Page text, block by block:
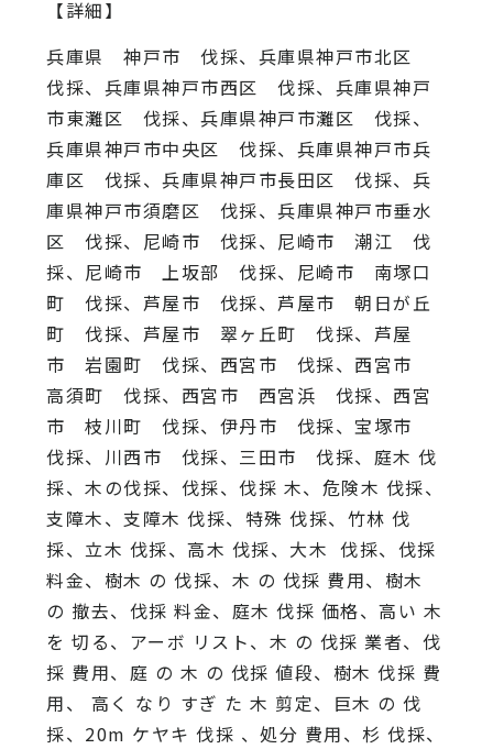
【詳細】
兵庫県 神戸市 伐採、兵庫県神戸市北区
伐採、兵庫県神戸市西区 伐採、兵庫県神戸
市東灘区 伐採、兵庫県神戸市灘区 伐採、
兵庫県神戸市中央区 伐採、兵庫県神戸市兵
庫区 伐採、兵庫県神戸市長田区 伐採、兵
庫県神戸市須磨区 伐採、兵庫県神戸市垂水
区 伐採、尼崎市 伐採、尼崎市 潮江 伐
採、尼崎市 上坂部 伐採、尼崎市 南塚口
町 伐採、芦屋市 伐採、芦屋市 朝日が丘
町 伐採、芦屋市 翠ヶ丘町 伐採、芦屋
市 岩園町 伐採、西宮市 伐採、西宮市
高須町 伐採、西宮市 西宮浜 伐採、西宮
市 枝川町 伐採、伊丹市 伐採、宝塚市
伐採、川西市 伐採、三田市 伐採、庭木 伐
採、木の伐採、伐採、伐採 木、危険木 伐採、
支障木、支障木 伐採、特殊 伐採、竹林 伐
採、立木 伐採、高木 伐採、大木 伐採、伐採
料金、樹木 の 伐採、木 の 伐採 費用、樹木
の 撤去、伐採 料金、庭木 伐採 価格、高い 木
を 切る、アーボ リスト、木 の 伐採 業者、伐
採 費用、庭 の 木 の 伐採 値段、樹木 伐採 費
用、 高く なり すぎ た 木 剪定、巨木 の 伐
採、20m ケヤキ 伐採 、処分 費用、杉 伐採、